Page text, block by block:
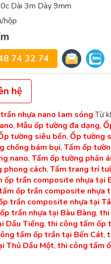
Dài 3m Dày 9mm
hộp
74 32 74
hệ
nhựa nano lam sóng Từ
, Mẫu ốp tường đa dạng,
tường siêu bền, Ốp tường
chống bám bụi, Tấm ốp
nano, Tấm ốp tường phản
phong cách, Tấm trang trí
ốp trần composite nhựa tại
ốp trần composite nhựa
trần composite nhựa tại
trần nhựa tại Bàu Bàng, thi
Dầu Tiếng, thi công tấm ốp
tấm ốp trần tại Bến Cát,
Thủ Dầu Một, thi công tấm